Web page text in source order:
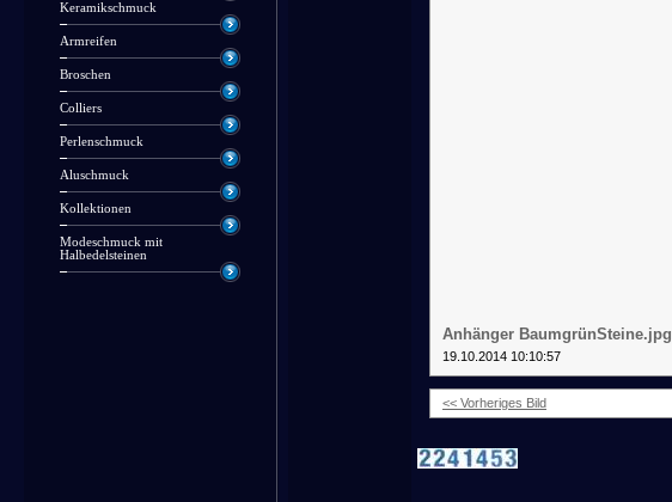
Keramikschmuck
Armreifen
Broschen
Colliers
Perlenschmuck
Aluschmuck
Kollektionen
Modeschmuck mit
Halbedelsteinen
Anhänger BaumgrünSteine.jpg
19.10.2014 10:10:57
<< Vorheriges Bild